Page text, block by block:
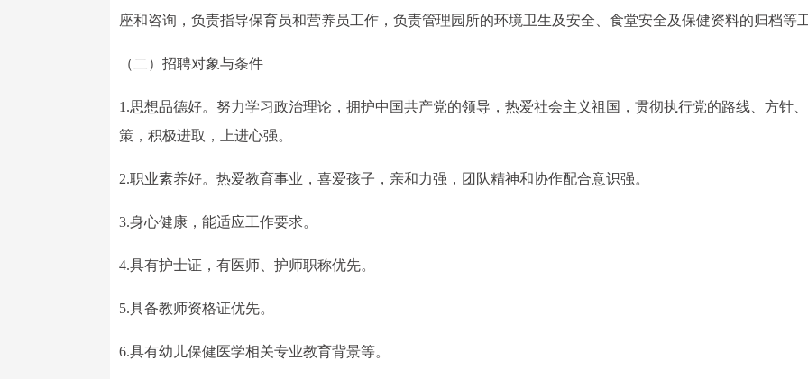
座和咨询，负责指导保育员和营养员工作，负责管理园所的环境卫生及安全、食堂安全及保健资料的归档等
（二）招聘对象与条件
1.思想品德好。努力学习政治理论，拥护中国共产党的领导，热爱社会主义祖国，贯彻执行党的路线、方针
策，积极进取，上进心强。
2.职业素养好。热爱教育事业，喜爱孩子，亲和力强，团队精神和协作配合意识强。
3.身心健康，能适应工作要求。
4.具有护士证，有医师、护师职称优先。
5.具备教师资格证优先。
6.具有幼儿保健医学相关专业教育背景等。